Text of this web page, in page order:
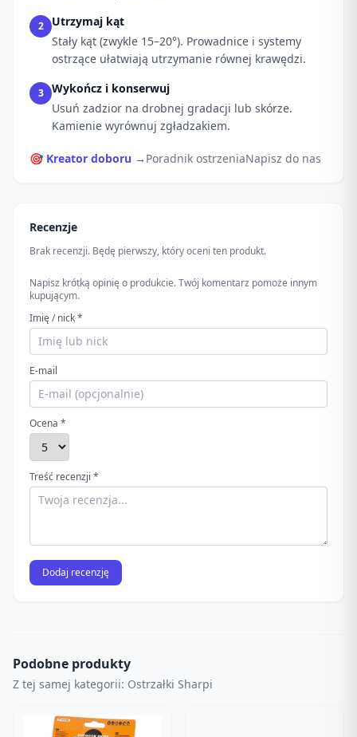
2
Utrzymaj kąt
Stały kąt (zwykle 15–20°). Prowadnice i systemy
ostrzące ułatwiają utrzymanie równej krawędzi.
3
Wykończ i konserwuj
Usuń zadzior na drobnej gradacji lub skórze.
Kamienie wyrównuj zgładzakiem.
🎯 Kreator doboru → Poradnik ostrzeniaNapisz do nas
Recenzje
Brak recenzji. Będę pierwszy, który oceni ten produkt.
Napisz krótką opinię o produkcie. Twój komentarz pomoże innym
kupującym.
Imię / nick *
E-mail
Ocena *
Treść recenzji *
Dodaj recenzję
Podobne produkty
Z tej samej kategorii: Ostrzałki Sharpi